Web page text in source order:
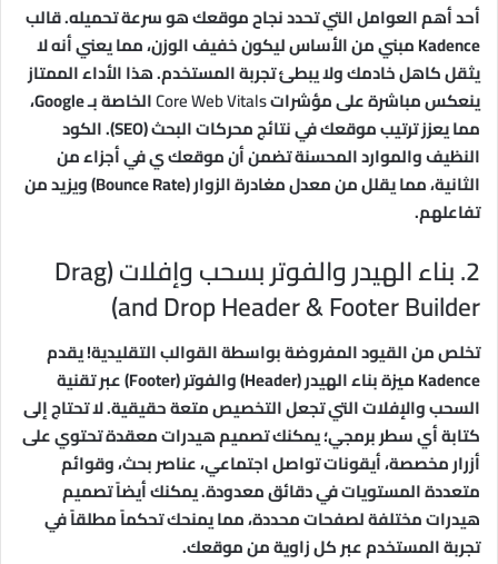
أحد أهم العوامل التي تحدد نجاح موقعك هو سرعة تحميله. قالب
Kadence مبني من الأساس ليكون خفيف الوزن، مما يعني أنه لا
يثقل كاهل خادمك ولا يبطئ تجربة المستخدم. هذا الأداء الممتاز
ينعكس مباشرة على مؤشراتCore Web Vitals
الخاصة بـ Google،
مما يعزز ترتيب موقعك في نتائج محركات البحث (SEO). الكود
النظيف والموارد المحسنة تضمن أن موقعك ي في أجزاء من
الثانية، مما يقلل من معدل مغادرة الزوار (Bounce Rate) ويزيد من
تفاعلهم.
2. بناء الهيدر والفوتر بسحب وإفلات (Drag
and Drop Header & Footer Builder)
تخلص من القيود المفروضة بواسطة القوالب التقليدية! يقدم
Kadence ميزة بناء الهيدر (Header) والفوتر (Footer) عبر تقنية
السحب والإفلات التي تجعل التخصيص متعة حقيقية. لا تحتاج إلى
كتابة أي سطر برمجي؛ يمكنك تصميم هيدرات معقدة تحتوي على
أزرار مخصصة، أيقونات تواصل اجتماعي، عناصر بحث، وقوائم
متعددة المستويات في دقائق معدودة. يمكنك أيضاً تصميم
هيدرات مختلفة لصفحات محددة، مما يمنحك تحكماً مطلقاً في
تجربة المستخدم عبر كل زاوية من موقعك.